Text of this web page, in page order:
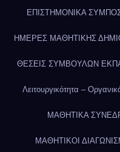
ΕΠΙΣΤΗΜΟΝΙΚΑ
ΗΜΕΡΕΣ ΜΑΘΗΤΙΚΗΣ
ΘΕΣΕΙΣ ΣΥΜΒΟΥΛΩΝ
Λειτουργικότητα –
ΜΑΘΗΤΙΚΑ
ΜΑΘΗΤΙΚΟΙ